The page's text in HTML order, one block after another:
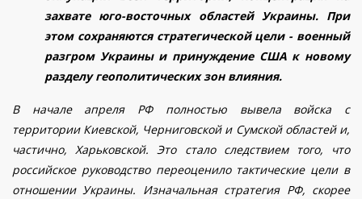
захвате юго-восточных областей Украины. При
этом сохраняются стратегической цели - военный
разгром Украины и принуждение США к новому
разделу геополитических зон влияния.
В начале апреля РФ полностью вывела войска с
территории Киевской, Черниговской и Сумской областей и,
частично, Харьковской. Это стало следствием того, что
российское руководство переоценило тактические цели в
отношении Украины. Изначальная стратегия РФ, скорее